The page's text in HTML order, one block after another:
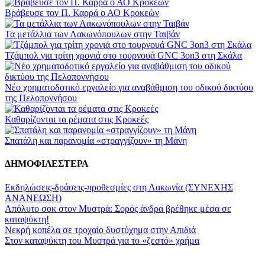
Βράβευσε τον Π. Καρρά ο ΑΟ Κροκεών
Τα μετάλλια των Λακωνόπουλων στην Ταιβάν
Τζάμπολ για τρίτη χρονιά στο τουρνουά GNC 3on3 στη Σκάλα
Νέο χρηματοδοτικό εργαλείο για αναβάθμιση του οδικού δικτύου
της Πελοποννήσου
Καθαρίζονται τα ρέματα στις Κροκεές
Σπατάλη και παρανομία «στραγγίζουν» τη Μάνη
ΔΗΜΟΦΙΛΕΣΤΕΡΑ
Εκδηλώσεις-δράσεις-προθεσμίες στη Λακωνία (ΣΥΝΕΧΗΣ
ΑΝΑΝΕΩΣΗ)
Απόλυτο σοκ στον Μυστρά: Σορός άνδρα βρέθηκε μέσα σε
καταψύκτη!
Νεκρή κοπέλα σε τροχαίο δυστύχημα στην Απιδιά
Στον καταψύκτη του Μυστρά για το «ζεστό» χρήμα